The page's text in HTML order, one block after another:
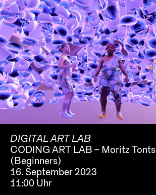
DIGITAL ART LAB
CODING ART LAB – Moritz
(Beginners)
16. September 2023
11:00 Uhr